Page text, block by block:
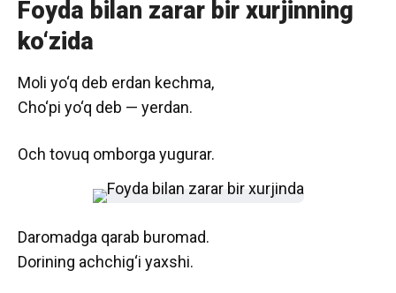
Foyda bilan zarar bir xurjinning
ko‘zida
Moli yo‘q deb erdan kechma,
Cho‘pi yo‘q deb — yerdan.
Och tovuq omborga yugurar.
Daromadga qarab buromad.
Dorining achchig‘i yaxshi.